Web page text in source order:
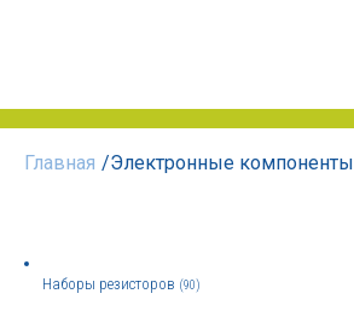
Главная /Электронные компоненты
Наборы резисторов (90)